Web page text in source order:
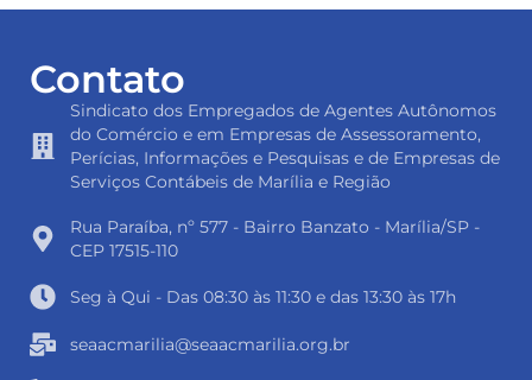
Contato
Sindicato dos Empregados de Agentes Autônomos
do Comércio e em Empresas de Assessoramento,
Perícias, Informações e Pesquisas e de Empresas de
Serviços Contábeis de Marília e Região
Rua Paraíba, nº 577 - Bairro Banzato - Marília/SP -
CEP 17515-110
Seg à Qui - Das 08:30 às 11:30 e das 13:30 às 17h
seaacmarilia@seaacmarilia.org.br